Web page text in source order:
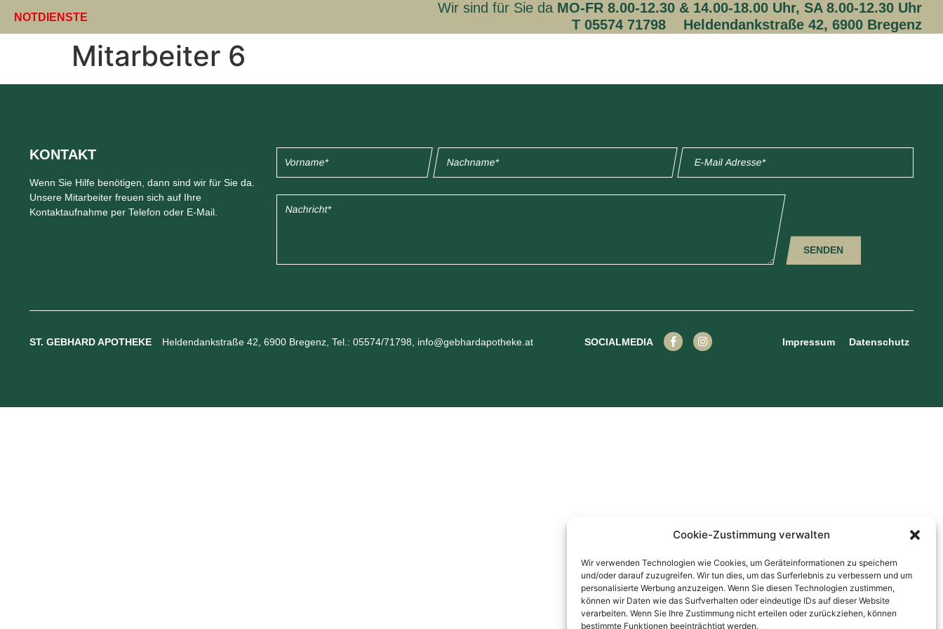
Cookie-Zustimmung verwalten
Wir verwenden Technologien wie Cookies, um Geräteinformationen zu speichern
und/oder darauf zuzugreifen. Wir tun dies, um das Surferlebnis zu verbessern und um
personalisierte Werbung anzuzeigen. Wenn Sie diesen Technologien zustimmen,
können wir Daten wie das Surfverhalten oder eindeutige IDs auf dieser Website
verarbeiten. Wenn Sie Ihre Zustimmung nicht erteilen oder zurückziehen, können
bestimmte Funktionen beeinträchtigt werden.
NOTDIENSTE
Wir sind für Sie da MO-FR 8.00-12.30 & 14.00-18.00 Uhr, SA 8.00-12.30 Uhr
T 05574 71798
Heldendankstraße 42, 6900 Bregenz
Mitarbeiter 6
KONTAKT
Wenn Sie Hilfe benötigen, dann sind wir für Sie da.
Unsere Mitarbeiter freuen sich auf Ihre
Kontaktaufnahme per Telefon oder E-Mail.
ST. GEBHARD APOTHEKE Heldendankstraße 42, 6900 Bregenz, Tel.: 05574/71798, info@gebhardapotheke.at SOCIALMEDIA Impressum Datenschutz